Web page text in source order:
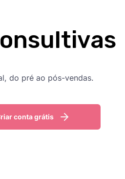
do pré ao pós-vendas.
conta grátis